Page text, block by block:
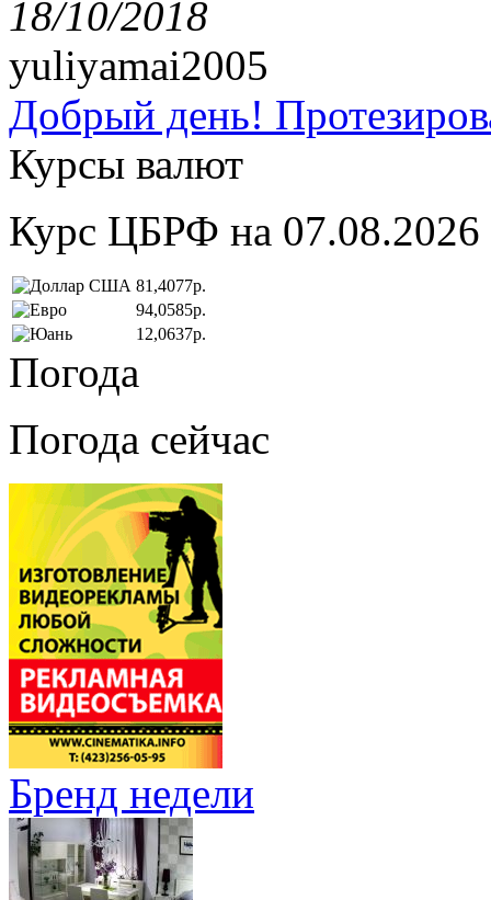
18/10/2018
yuliyamai2005
Добрый день!
Курсы валют
Курс ЦБРФ на 07.08.2026
81,4077р.
94,0585р.
12,0637р.
Погода
Погода сейчас
Бренд недели